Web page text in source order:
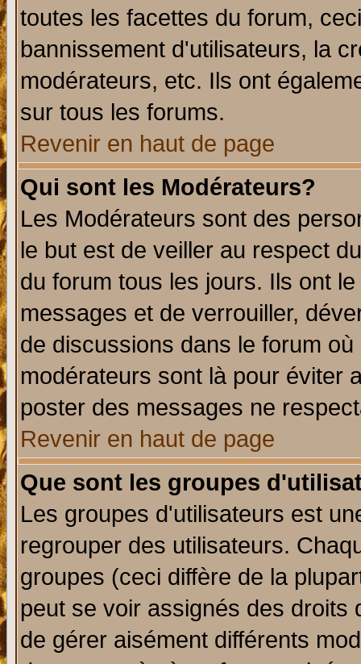
toutes les facettes du forum,
bannissement d'utilisateurs, la
modérateurs, etc. Ils ont
sur tous les forums.
Revenir en haut de page
Qui sont les Modérateurs?
Les Modérateurs sont des
le but est de veiller au respect
du forum tous les jours. Ils ont
messages et de verrouiller,
de discussions dans le forum
modérateurs sont là pour éviter
poster des messages ne
Revenir en haut de page
Que sont les groupes
Les groupes d'utilisateurs est
regrouper des utilisateurs.
groupes (ceci diffère de la
peut se voir assignés des
de gérer aisément différents